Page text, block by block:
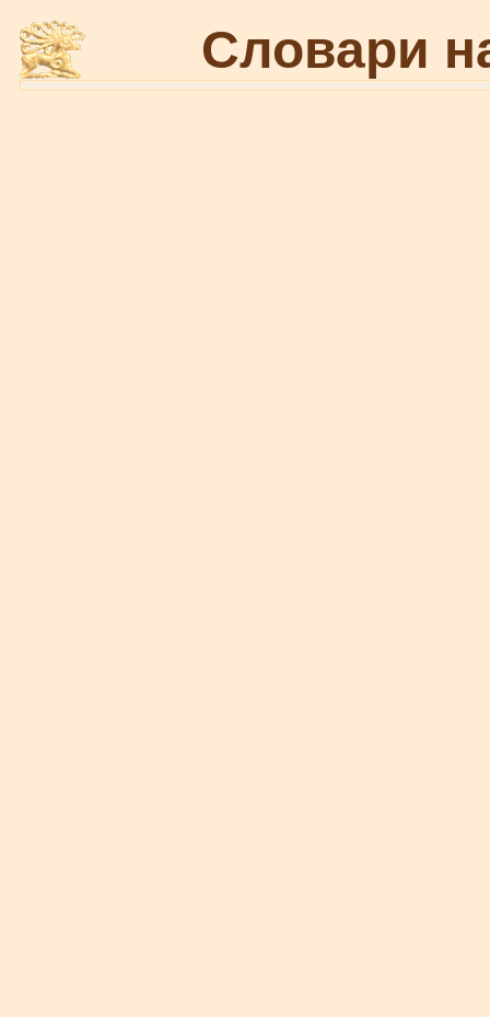
Словари